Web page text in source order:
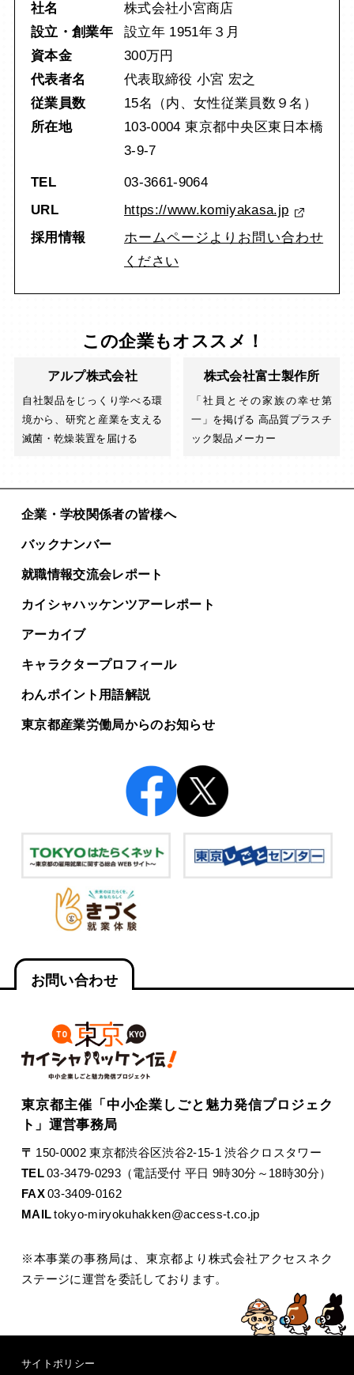
社名
株式会社小宮商店
設立・創業年
設立年 1951年３月
資本金
300万円
代表者名
代表取締役 小宮 宏之
従業員数
15名（内、女性従業員数９名）
所在地
103-0004 東京都中央区東日本橋
3-9-7
TEL
03-3661-9064
URL
https://www.komiyakasa.jp
採用情報
ホームページよりお問い合わせ
ください
この企業もオススメ！
アルプ株式会社
自社製品をじっくり学べる環
境から、研究と産業を支える
滅菌・乾燥装置を届ける
株式会社富士製作所
「社員とその家族の幸せ第
一」を掲げる 高品質プラスチ
ック製品メーカー
企業・学校関係者の皆様へ
バックナンバー
就職情報交流会レポート
カイシャハッケンツアーレポート
アーカイブ
キャラクタープロフィール
わんポイント用語解説
東京都産業労働局からのお知らせ
お問い合わせ
東京都主催「中小企業しごと魅力発信プロジェク
ト」運営事務局
〒 150-0002 東京都渋谷区渋谷2-15-1 渋谷クロスタワー
TEL03-3479-0293（電話受付 平日 9時30分～18時30分）
FAX03-3409-0162
MAIL tokyo-miryokuhakken@access-t.co.jp
※本事業の事務局は、東京都より株式会社アクセスネク
ステージに運営を委託しております。
サイトポリシー